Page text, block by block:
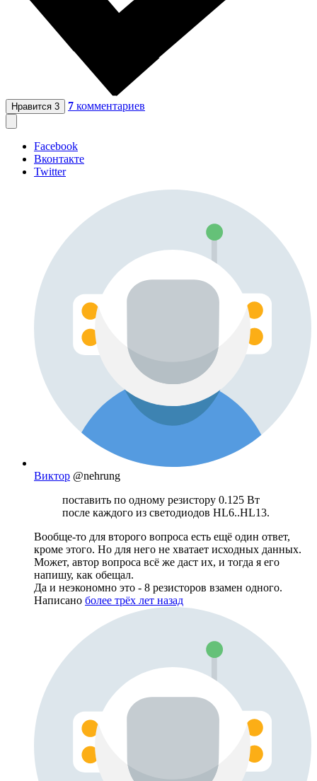
Нравится 3 7 комментариев
Facebook
Вконтакте
Twitter
Виктор @nehrung
поставить по одному резистору 0.125 Вт
после каждого из светодиодов HL6..HL13.
Вообще-то для второго вопроса есть ещё один ответ,
кроме этого. Но для него не хватает исходных данных.
Может, автор вопроса всё же даст их, и тогда я его
напишу, как обещал.
Да и неэкономно это - 8 резисторов взамен одного.
Написано более трёх лет назад